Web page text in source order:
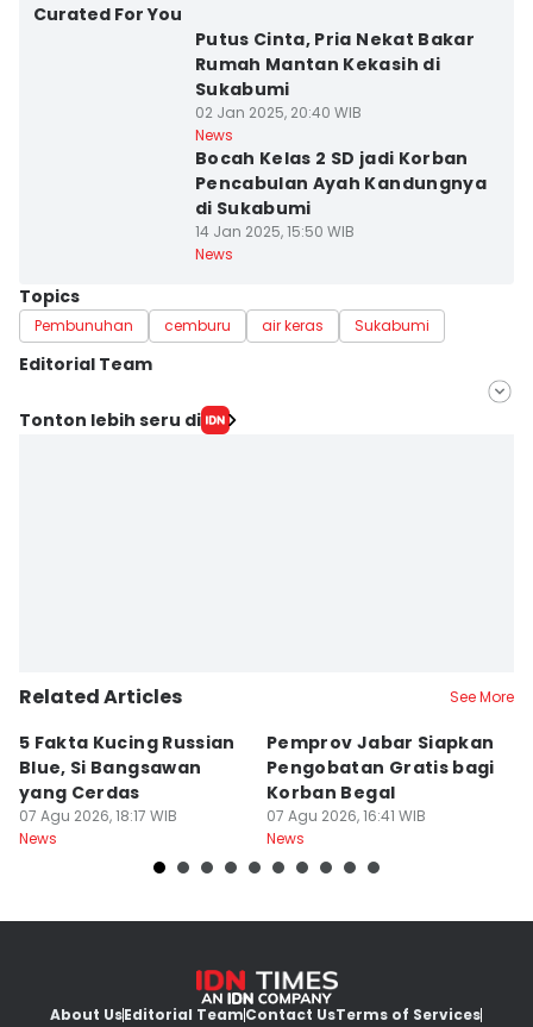
Curated For You
Putus Cinta, Pria Nekat Bakar
Rumah Mantan Kekasih di
Sukabumi
02 Jan 2025, 20:40 WIB
News
Bocah Kelas 2 SD jadi Korban
Pencabulan Ayah Kandungnya
di Sukabumi
14 Jan 2025, 15:50 WIB
News
Topics
Pembunuhan cemburu air keras Sukabumi
Editorial Team
Editor
Tonton lebih seru di
Related Articles See More
5 Fakta Kucing Russian
Blue, Si Bangsawan
yang Cerdas
07 Agu 2026, 18:17 WIB
News
Pemprov Jabar Siapkan
Pengobatan Gratis bagi
Korban Begal
07 Agu 2026, 16:41 WIB
News
About UsEditorial TeamContact UsTerms of Services